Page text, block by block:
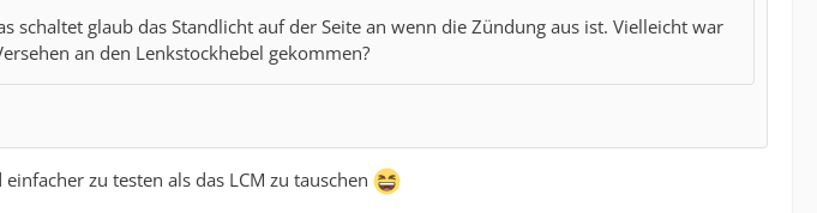
schaltet glaub das Standlicht auf der Seite an wenn die Zündung aus ist. Vielleicht war
an den Lenkstockhebel gekommen?
zu testen als das LCM zu tauschen